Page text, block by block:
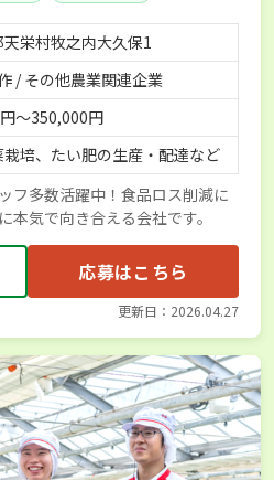
栄村牧之内大久保1
/ その他農業関連企業
〜350,000円
培、たい肥の生産・配達など
フ多数活躍中！食品ロス削減に
本気で向き合える会社です。
応募はこちら
更新日：2026.04.27